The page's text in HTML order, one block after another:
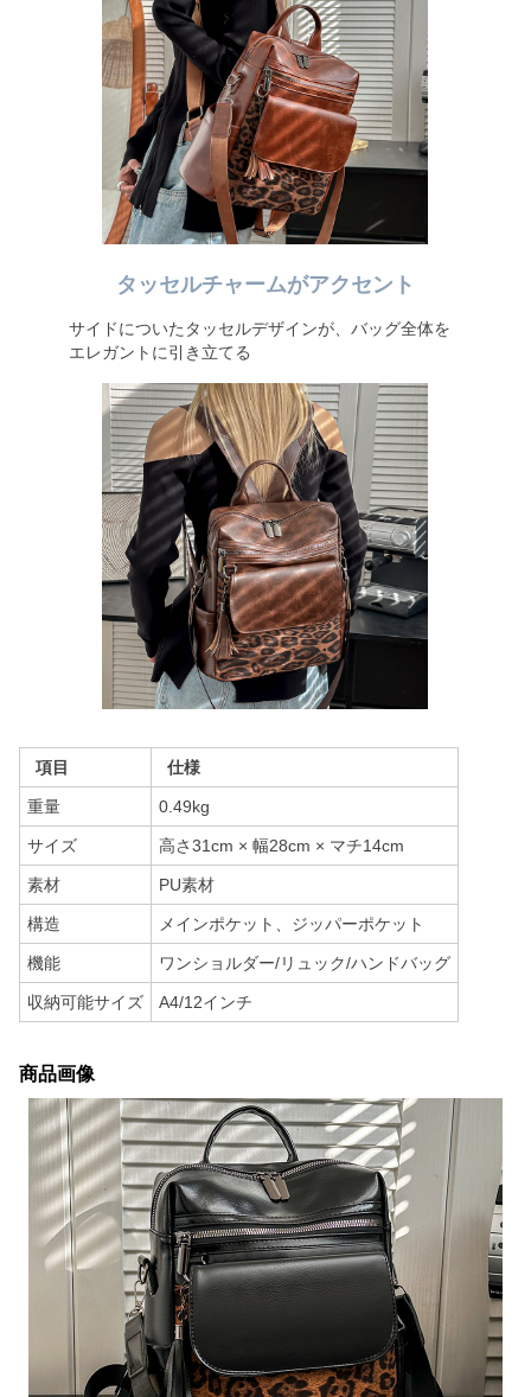
タッセルチャームがアクセント
サイドについたタッセルデザインが、バッグ全体を
エレガントに引き立てる
項目 仕様
重量 0.49kg
サイズ 高さ31cm × 幅28cm × マチ14cm
素材 PU素材
構造 メインポケット、ジッパーポケット
機能 ワンショルダー/リュック/ハンドバッグ
収納可能サイズ A4/12インチ
商品画像